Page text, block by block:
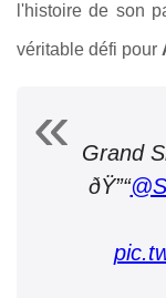
l'histoire de son
véritable défi pour
Grand
ðŸ”“